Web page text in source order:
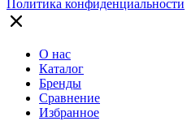
Политика конфиденциальности
О нас
Каталог
Бренды
Сравнение
Избранное